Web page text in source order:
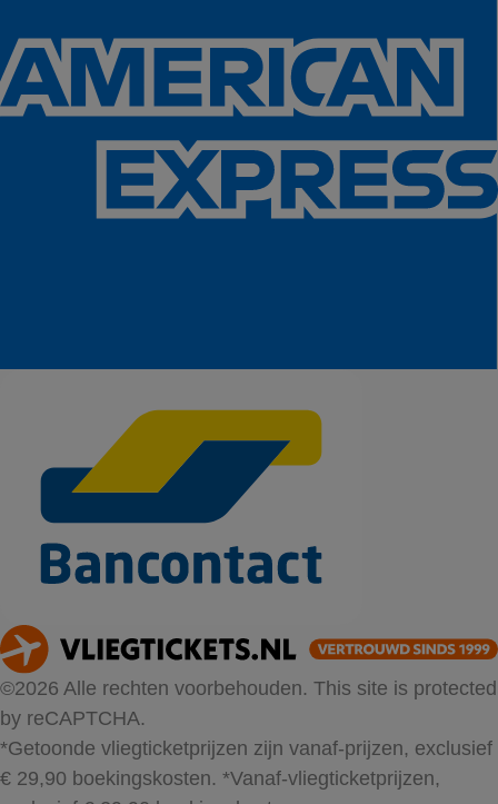
©2026 Alle rechten voorbehouden. This site is protected
by reCAPTCHA.
*Getoonde vliegticketprijzen zijn vanaf-prijzen, exclusief
€ 29,90 boekingskosten. *Vanaf-vliegticketprijzen,